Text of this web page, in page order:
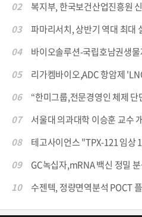
02
복지부, 한국보건산업진흥원
03
파마리서치, 상반기 역대 최대
04
바이오솔루션-국립호남권생
05
리가켐바이오,ADC 항암제
06
“한미그룹,전문경영인 체제 단
07
서울대 의과대학 이승훈 교수
08
테고사이언스 "TPX-121 임상
09
GC녹십자,mRNA 백신 정밀
10
수젠텍, 정량면역분석 POCT